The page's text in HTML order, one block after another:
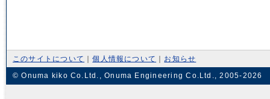
このサイトについて ｜個人情報について
お知らせ
© Onuma kiko Co.Ltd., Onuma Engineering Co.Ltd., 2005-2026